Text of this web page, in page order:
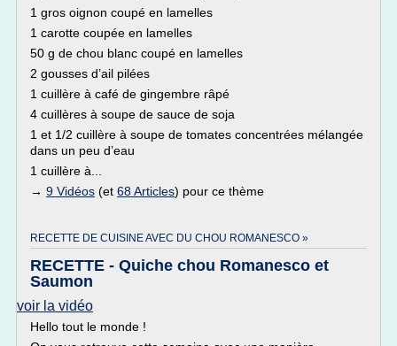
1 gros oignon coupé en lamelles
1 carotte coupée en lamelles
50 g de chou blanc coupé en lamelles
2 gousses d’ail pilées
1 cuillère à café de gingembre râpé
4 cuillères à soupe de sauce de soja
1 et 1/2 cuillère à soupe de tomates concentrées mélangée
dans un peu d’eau
1 cuillère à...
→ 9 Vidéos (et 68 Articles) pour ce thème
RECETTE DE CUISINE AVEC DU CHOU ROMANESCO »
RECETTE - Quiche chou Romanesco et
Saumon
voir la vidéo
Hello tout le monde !